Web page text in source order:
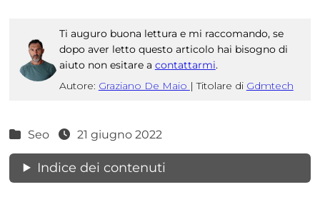
Ti auguro buona lettura e mi raccomando, se
dopo aver letto questo articolo hai bisogno di
aiuto non esitare a contattarmi.
Autore: Graziano De Maio | Titolare di Gdmtech
Seo 21 giugno 2022
Indice dei contenuti